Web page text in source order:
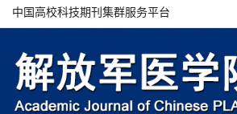
中国高校科技期刊集群服务平台